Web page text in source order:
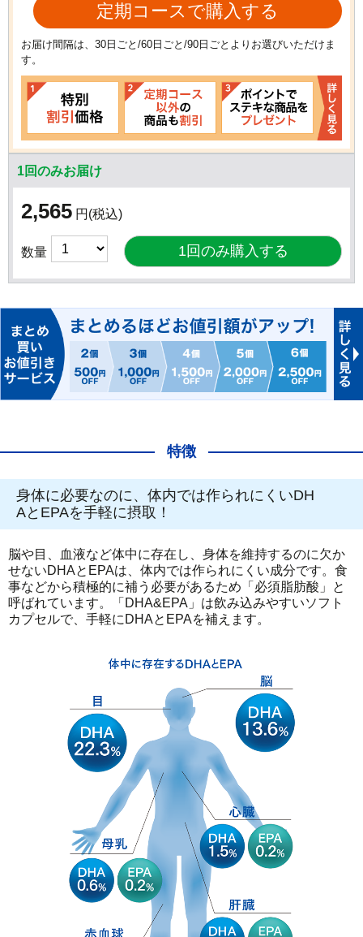
定期コースで購入する
お届け間隔は、30日ごと/60日ごと/90日ごとよりお選びいただけま
す。
1回のみお届け
2,565 円 (税込)
数量
特徴
身体に必要なのに、体内では作られにくいDH
AとEPAを手軽に摂取！
脳や目、血液など体中に存在し、身体を維持するのに欠か
せないDHAとEPAは、体内では作られにくい成分です。食
事などから積極的に補う必要があるため「必須脂肪酸」と
呼ばれています。「DHA&EPA」は飲み込みやすいソフト
カプセルで、手軽にDHAとEPAを補えます。